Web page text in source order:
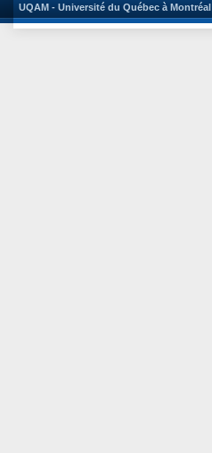
UQAM - Université du Québec à Montréal